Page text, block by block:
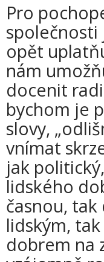
Pro
společnosti
opět
nám
docenit
bychom je
slovy,
vnímat
jak
lidského
časnou,
lidským,
dobrem na